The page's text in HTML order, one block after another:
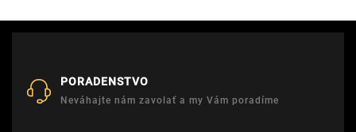
PORADENSTVO
Neváhajte nám zavolať a my Vám poradíme